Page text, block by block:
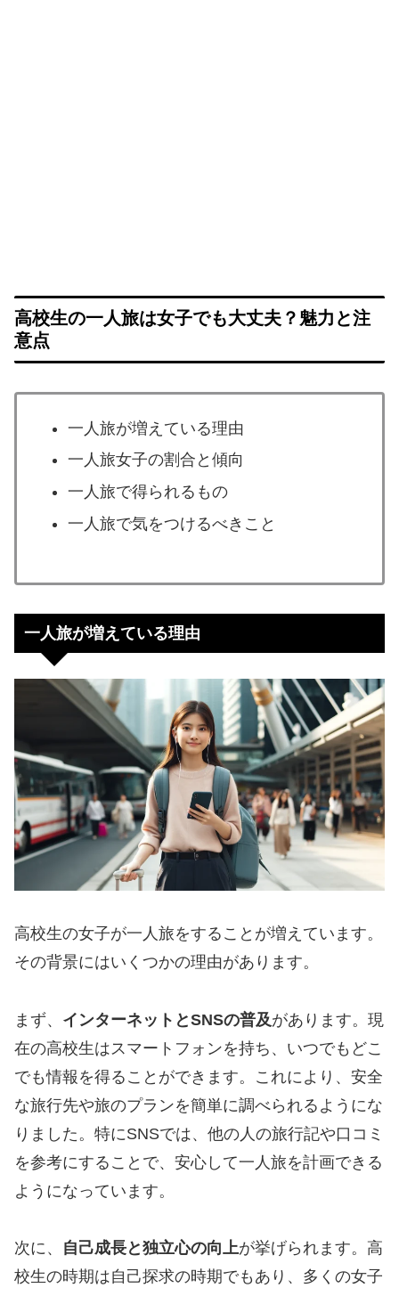
高校生の一人旅は女子でも大丈夫？魅力と注
意点
一人旅が増えている理由
一人旅女子の割合と傾向
一人旅で得られるもの
一人旅で気をつけるべきこと
一人旅が増えている理由
高校生の女子が一人旅をすることが増えています。
その背景にはいくつかの理由があります。
まず、 インターネットとSNSの普及があります。現
在の高校生はスマートフォンを持ち、いつでもどこ
でも情報を得ることができます。これにより、安全
な旅行先や旅のプランを簡単に調べられるようにな
りました。特にSNSでは、他の人の旅行記や口コミ
を参考にすることで、安心して一人旅を計画できる
ようになっています。
次に、 自己成長と独立心の向上が挙げられます。高
校生の時期は自己探求の時期でもあり、多くの女子